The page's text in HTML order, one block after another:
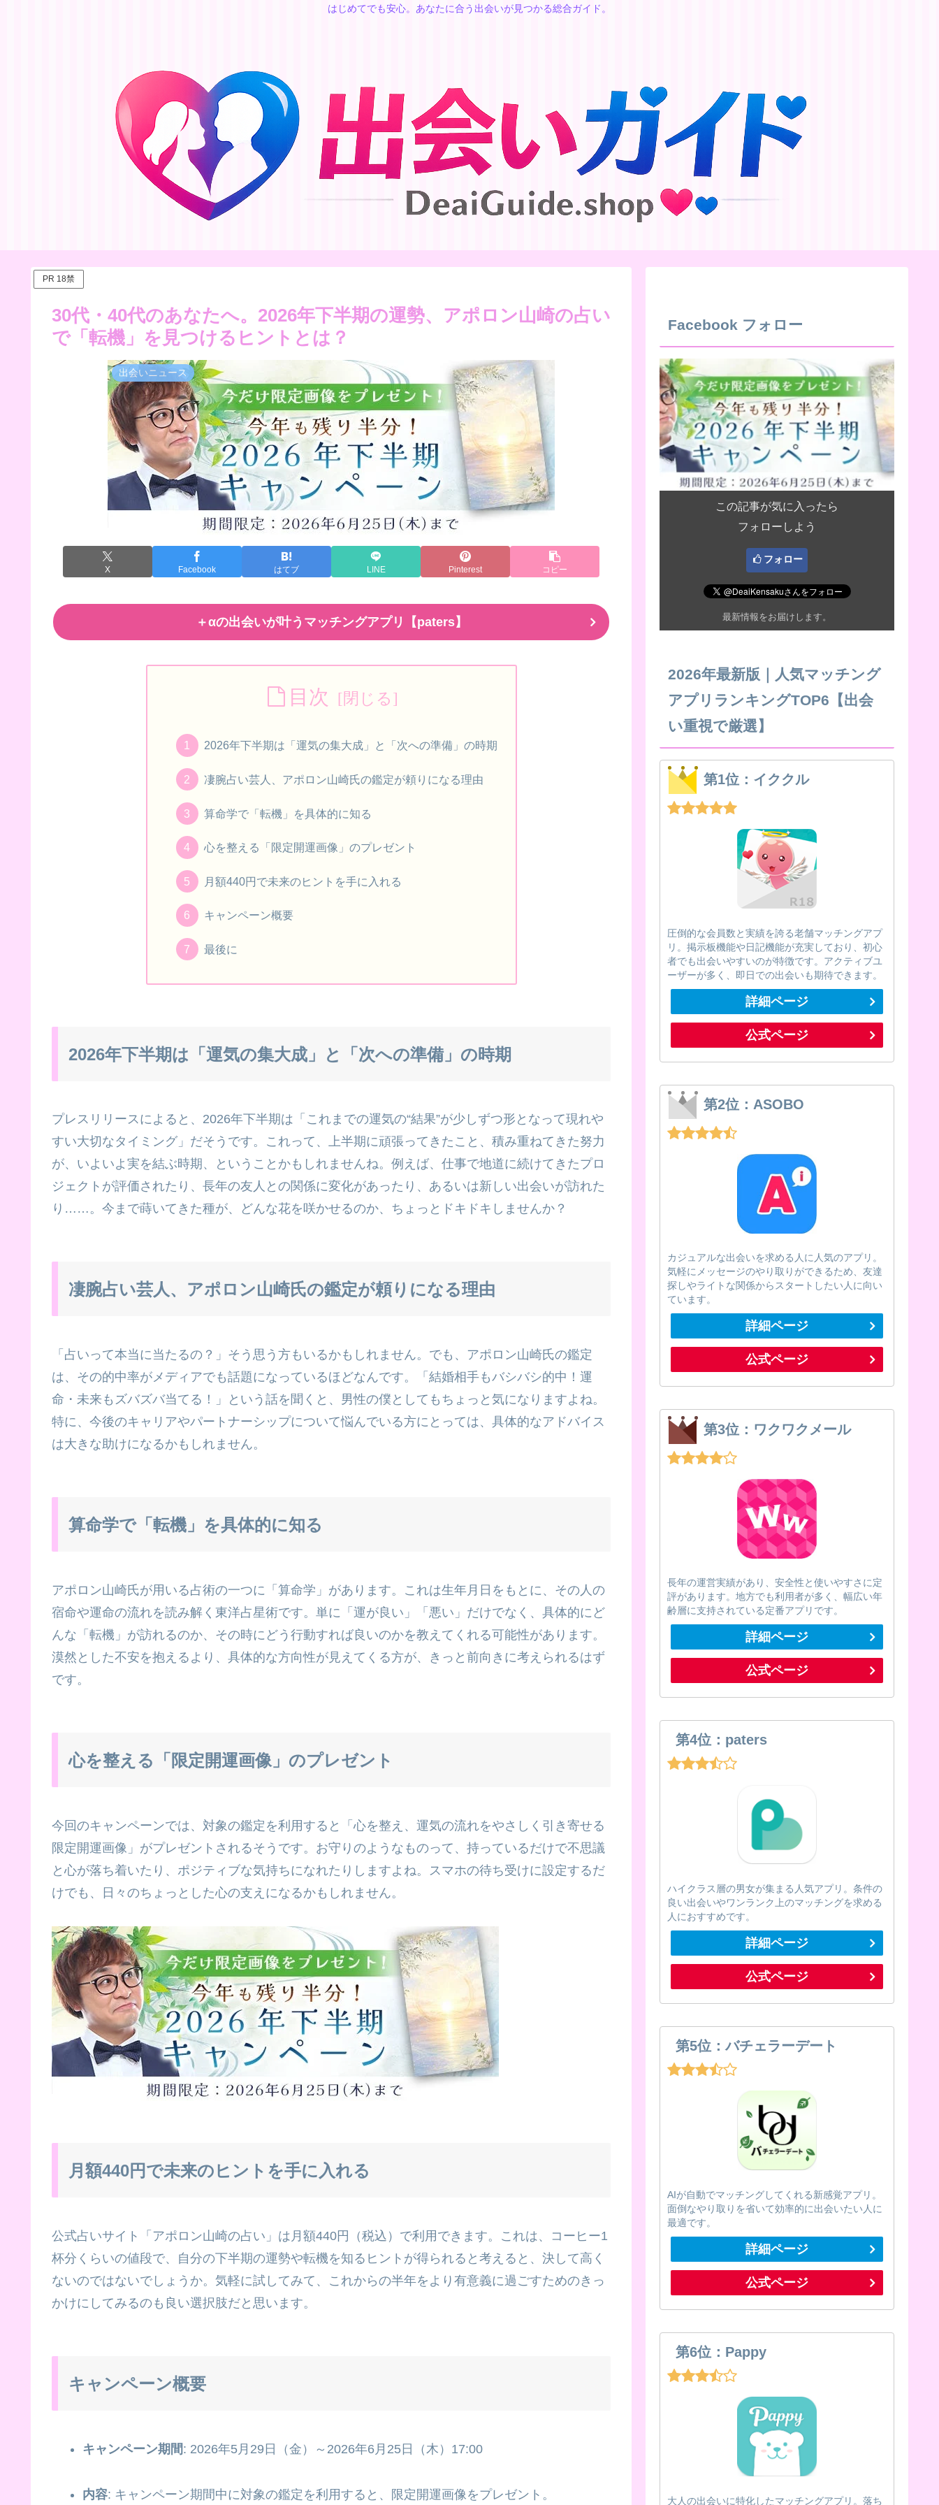
はじめてでも安心。あなたに合う出会いが見つかる総合ガイド。
PR 18禁
30代・40代のあなたへ。2026年下半期の運勢、アポロン山崎の占い
で「転機」を見つけるヒントとは？
出会いニュース
X Facebook はてブ LINE Pinterest コピー
＋αの出会いが叶うマッチングアプリ【paters】
目次
2026年下半期は「運気の集大成」と「次への準備」の時期
凄腕占い芸人、アポロン山崎氏の鑑定が頼りになる理由
算命学で「転機」を具体的に知る
心を整える「限定開運画像」のプレゼント
月額440円で未来のヒントを手に入れる
キャンペーン概要
最後に
2026年下半期は「運気の集大成」と「次への準備」の時期
プレスリリースによると、2026年下半期は「これまでの運気の“結果”が少しずつ形となって現れや
すい大切なタイミング」だそうです。これって、上半期に頑張ってきたこと、積み重ねてきた努力
が、いよいよ実を結ぶ時期、ということかもしれませんね。例えば、仕事で地道に続けてきたプロ
ジェクトが評価されたり、長年の友人との関係に変化があったり、あるいは新しい出会いが訪れた
り……。今まで蒔いてきた種が、どんな花を咲かせるのか、ちょっとドキドキしませんか？
凄腕占い芸人、アポロン山崎氏の鑑定が頼りになる理由
「占いって本当に当たるの？」そう思う方もいるかもしれません。でも、アポロン山崎氏の鑑定
は、その的中率がメディアでも話題になっているほどなんです。「結婚相手もバシバシ的中！運
命・未来もズバズバ当てる！」という話を聞くと、男性の僕としてもちょっと気になりますよね。
特に、今後のキャリアやパートナーシップについて悩んでいる方にとっては、具体的なアドバイス
は大きな助けになるかもしれません。
算命学で「転機」を具体的に知る
アポロン山崎氏が用いる占術の一つに「算命学」があります。これは生年月日をもとに、その人の
宿命や運命の流れを読み解く東洋占星術です。単に「運が良い」「悪い」だけでなく、具体的にど
んな「転機」が訪れるのか、その時にどう行動すれば良いのかを教えてくれる可能性があります。
漠然とした不安を抱えるより、具体的な方向性が見えてくる方が、きっと前向きに考えられるはず
です。
心を整える「限定開運画像」のプレゼント
今回のキャンペーンでは、対象の鑑定を利用すると「心を整え、運気の流れをやさしく引き寄せる
限定開運画像」がプレゼントされるそうです。お守りのようなものって、持っているだけで不思議
と心が落ち着いたり、ポジティブな気持ちになれたりしますよね。スマホの待ち受けに設定するだ
けでも、日々のちょっとした心の支えになるかもしれません。
月額440円で未来のヒントを手に入れる
公式占いサイト「アポロン山崎の占い」は月額440円（税込）で利用できます。これは、コーヒー1
杯分くらいの値段で、自分の下半期の運勢や転機を知るヒントが得られると考えると、決して高く
ないのではないでしょうか。気軽に試してみて、これからの半年をより有意義に過ごすためのきっ
かけにしてみるのも良い選択肢だと思います。
キャンペーン概要
キャンペーン期間: 2026年5月29日（金）～2026年6月25日（木）17:00
内容: キャンペーン期間中に対象の鑑定を利用すると、限定開運画像をプレゼント。
Facebook フォロー
この記事が気に入ったら
フォローしよう
フォロー
最新情報をお届けします。
2026年最新版｜人気マッチング
アプリランキングTOP6【出会
い重視で厳選】
第1位：イククル
圧倒的な会員数と実績を誇る老舗マッチングアプ
リ。掲示板機能や日記機能が充実しており、初心
者でも出会いやすいのが特徴です。アクティブユ
ーザーが多く、即日での出会いも期待できます。
詳細ページ
公式ページ
第2位：ASOBO
カジュアルな出会いを求める人に人気のアプリ。
気軽にメッセージのやり取りができるため、友達
探しやライトな関係からスタートしたい人に向い
ています。
詳細ページ
公式ページ
第3位：ワクワクメール
長年の運営実績があり、安全性と使いやすさに定
評があります。地方でも利用者が多く、幅広い年
齢層に支持されている定番アプリです。
詳細ページ
公式ページ
第4位：paters
ハイクラス層の男女が集まる人気アプリ。条件の
良い出会いやワンランク上のマッチングを求める
人におすすめです。
詳細ページ
公式ページ
第5位：バチェラーデート
AIが自動でマッチングしてくれる新感覚アプリ。
面倒なやり取りを省いて効率的に出会いたい人に
最適です。
詳細ページ
公式ページ
第6位：Pappy
大人の出会いに特化したマッチングアプリ。落ち